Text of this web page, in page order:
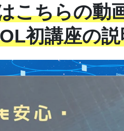
こちらの動
初講座の